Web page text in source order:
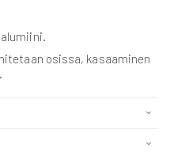
osissa, kasaaminen